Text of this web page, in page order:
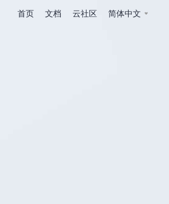
首页 文档 云社区 简体中文